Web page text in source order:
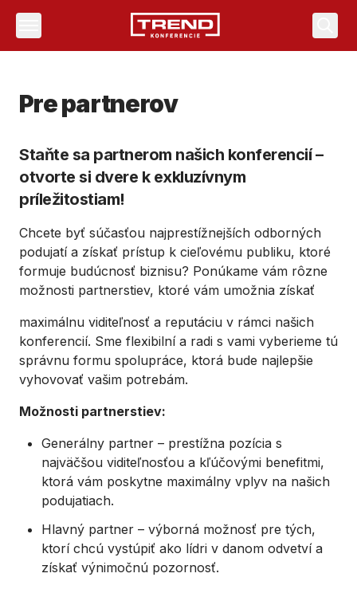
Pre partnerov
Staňte sa partnerom našich konferencií –
otvorte si dvere k exkluzívnym
príležitostiam!
Chcete byť súčasťou najprestížnejších odborných
podujatí a získať prístup k cieľovému publiku, ktoré
formuje budúcnosť biznisu? Ponúkame vám rôzne
možnosti partnerstiev, ktoré vám umožnia získať
maximálnu viditeľnosť a reputáciu v rámci našich
konferencií. Sme flexibilní a radi s vami vyberieme tú
správnu formu spolupráce, ktorá bude najlepšie
vyhovovať vašim potrebám.
Možnosti partnerstiev:
Generálny partner – prestížna pozícia s
najväčšou viditeľnosťou a kľúčovými benefitmi,
ktorá vám poskytne maximálny vplyv na našich
podujatiach.
Hlavný partner – výborná možnosť pre tých,
ktorí chcú vystúpiť ako lídri v danom odvetví a
získať výnimočnú pozornosť.